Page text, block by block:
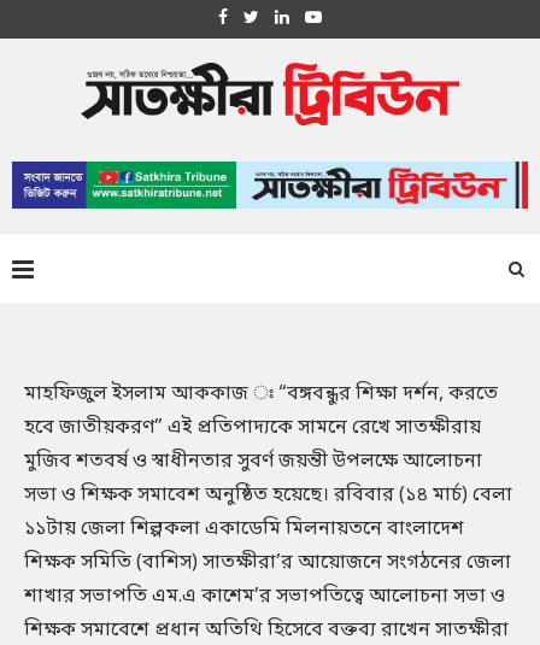
মাহফিজুল ইসলাম আককাজ ঃ “বঙ্গবন্ধুর শিক্ষা দর্শন, করতে
হবে জাতীয়করণ” এই প্রতিপাদ্যকে সামনে রেখে সাতক্ষীরায়
মুজিব শতবর্ষ ও স্বাধীনতার সুবর্ণ জয়ন্তী উপলক্ষে আলোচনা
সভা ও শিক্ষক সমাবেশ অনুষ্ঠিত হয়েছে। রবিবার (১৪ মার্চ) বেলা
১১টায় জেলা শিল্পকলা একাডেমি মিলনায়তনে বাংলাদেশ
শিক্ষক সমিতি (বাশিস) সাতক্ষীরা’র আয়োজনে সংগঠনের জেলা
শাখার সভাপতি এম.এ কাশেম’র সভাপতিত্বে আলোচনা সভা ও
শিক্ষক সমাবেশে প্রধান অতিথি হিসেবে বক্তব্য রাখেন সাতক্ষীরা